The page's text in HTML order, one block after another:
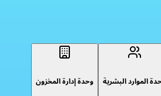
الموارد البشرية وحدة إدارة المخزون